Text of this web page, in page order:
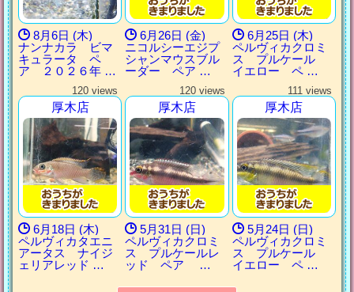
8月6日 (木)
ナンナカラ ビマ
キュラータ ペ
ア ２０２６年 …
6月26日 (金)
ニコルシーエジプ
シャンマウスブル
ーダー ペア …
6月25日 (木)
ペルヴィカクロミ
ス プルケール
イエロー ペ …
120 views
厚木店
6月18日 (木)
ペルヴィカタエニ
アータス ナイジ
ェリアレッド …
120 views
厚木店
5月31日 (日)
ペルヴィカクロミ
ス プルケールレ
ッド ペア …
111 views
厚木店
5月24日 (日)
ペルヴィカクロミ
ス プルケール
イエロー ペ …